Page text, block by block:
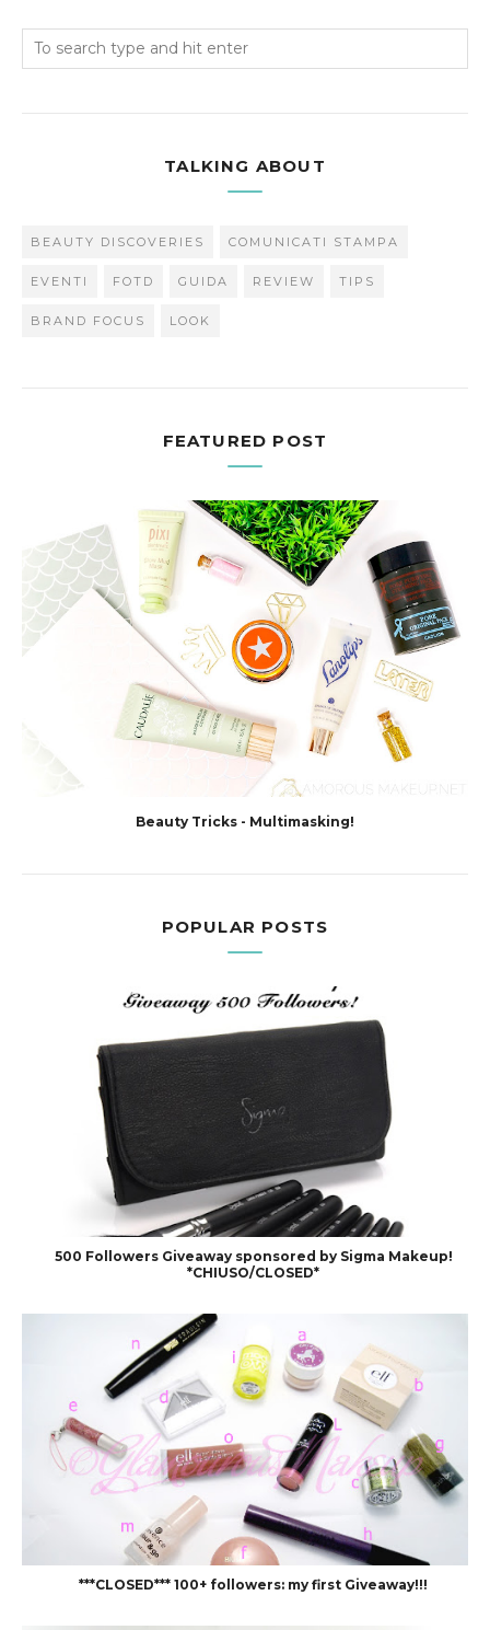
TALKING ABOUT
BEAUTY DISCOVERIES COMUNICATI STAMPA
EVENTI FOTD GUIDA REVIEW TIPS
BRAND FOCUS LOOK
FEATURED POST
Beauty Tricks - Multimasking!
POPULAR POSTS
500 Followers Giveaway sponsored by Sigma Makeup!
*CHIUSO/CLOSED*
***CLOSED*** 100+ followers: my first Giveaway!!!